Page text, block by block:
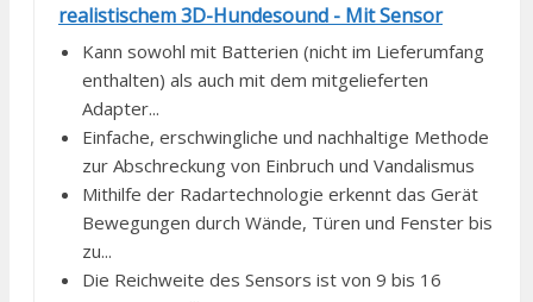
realistischem 3D-Hundesound - Mit Sensor
Kann sowohl mit Batterien (nicht im Lieferumfang
enthalten) als auch mit dem mitgelieferten
Adapter...
Einfache, erschwingliche und nachhaltige Methode
zur Abschreckung von Einbruch und Vandalismus
Mithilfe der Radartechnologie erkennt das Gerät
Bewegungen durch Wände, Türen und Fenster bis
zu...
Die Reichweite des Sensors ist von 9 bis 16